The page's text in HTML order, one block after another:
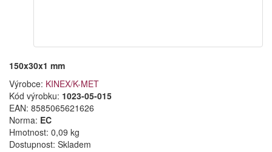
150x30x1 mm
Výrobce: KINEX/K-MET
Kód výrobku: 1023-05-015
EAN: 8585065621626
Norma: EC
Hmotnost: 0,09 kg
Dostupnost: Skladem